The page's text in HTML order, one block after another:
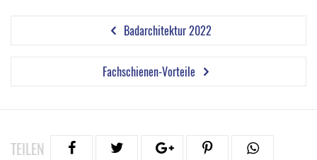
Badarchitektur 2022
Fachschienen-Vorteile
TEILEN